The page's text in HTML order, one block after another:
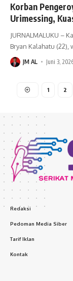
Korban
Urimessing,
JURNALMALUKU –
Bryan Kalahatu (22),
JM AL Juni 3,
1 2
Redaksi
Pedoman Media Siber
Tarif Iklan
Kontak